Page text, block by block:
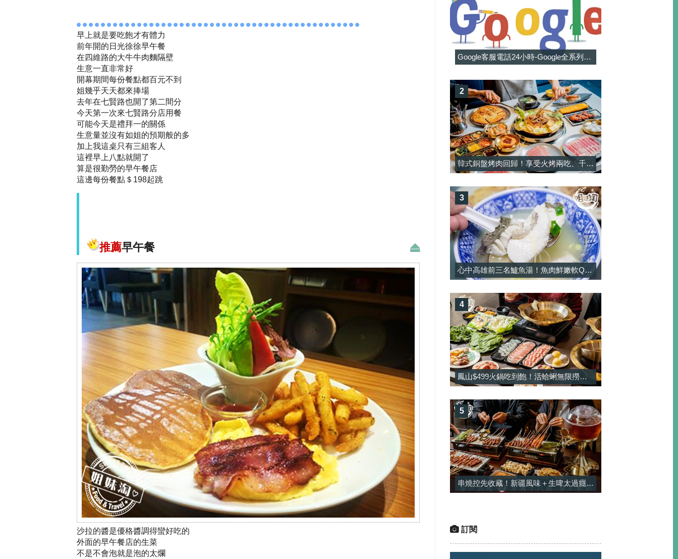
早上就是要吃飽才有體力
前年開的日光徐徐早午餐
在四維路的大牛牛肉麵隔壁
生意一直非常好
開幕期間每份餐點都百元不到
姐幾乎天天都來捧場
去年在七賢路也開了第二間分
今天第一次來七賢路分店用餐
可能今天是禮拜一的關係
生意量並沒有如姐的預期般的多
加上我這桌只有三組客人
這裡早上八點就開了
算是很勤勞的早午餐店
這邊每份餐點＄198起跳
推薦早午餐
沙拉的醬是優格醬調得蠻好吃的
外面的早午餐店的生菜
不是不會泡就是泡的太爛
Google客服電話24小時-Google全系列客服電話信箱一覽表
韓式銅盤烤肉回歸！享受火烤兩吃、千元有找和牛與韓料吃到飽-韓屋村精緻銅盤烤肉
2
心中高雄前三名鱸魚湯！魚肉鮮嫩軟Q彈，湯頭濃郁純正熬煮！-大港鱸魚湯
3
鳳山$499火鍋吃到飽！活蛤蜊無限撈＋酸菜魚鍋免加價太佛，甜點還有雪淇冰無限吃-饗禾記
4
串燒控先收藏！新疆風味＋生啤太過癮，一串平均只要$25-酒精烤場
5
訂閱